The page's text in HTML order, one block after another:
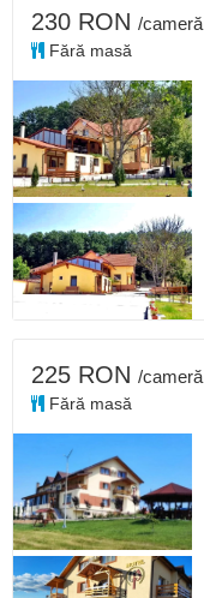
230 RON /cameră
Fără masă
225 RON /cameră
Fără masă